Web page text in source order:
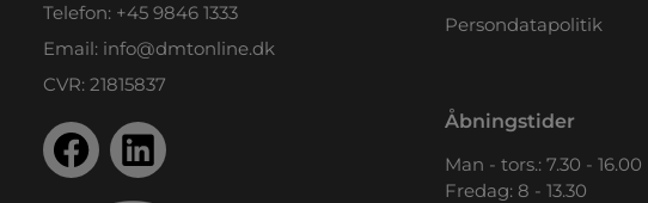
Telefon: +45 9846 1333
Email: info@dmtonline.dk
CVR: 21815837
Persondatapolitik
Åbningstider
Man - tors.: 7.30 - 16.00
Fredag: 8 - 13.30